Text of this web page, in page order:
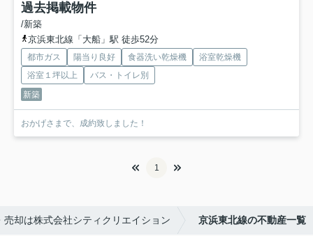
過去掲載物件
/新築
京浜東北線「大船」駅 徒歩52分
都市ガス 陽当り良好 食器洗い乾燥機
浴室乾燥機
浴室１坪以上
バス・トイレ別
新築
おかげさまで、成約致しました！
1
却は株式会社シティクリエイション 京浜東北線の不動産一覧